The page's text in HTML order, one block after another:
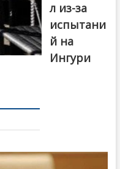
л из-за
испытани
й на
Ингури